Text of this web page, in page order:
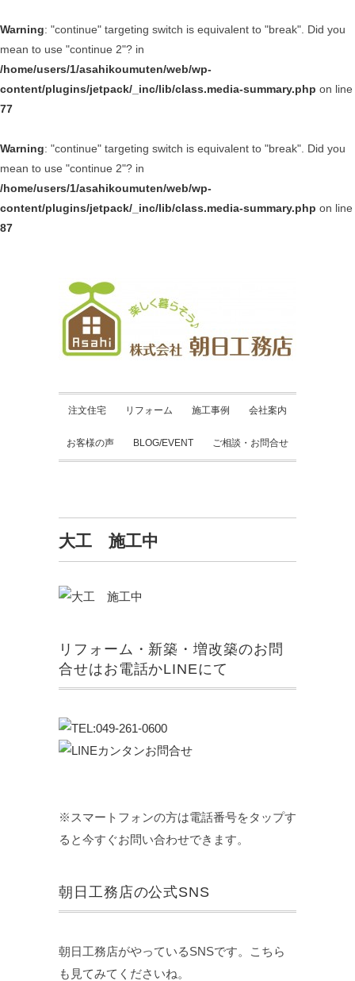
Warning: "continue" targeting switch is equivalent to "break". Did you
mean to use "continue 2"? in
/home/users/1/asahikoumuten/web/wp-
content/plugins/jetpack/_inc/lib/class.media-summary.php on line
77
Warning: "continue" targeting switch is equivalent to "break". Did you
mean to use "continue 2"? in
/home/users/1/asahikoumuten/web/wp-
content/plugins/jetpack/_inc/lib/class.media-summary.php on line
87
注文住宅 リフォーム 施工事例 会社案内
お客様の声 BLOG/EVENT ご相談・お問合せ
大工 施工中
リフォーム・新築・増改築のお問
合せはお電話かLINEにて
※スマートフォンの方は電話番号をタップす
ると今すぐお問い合わせできます。
朝日工務店の公式SNS
朝日工務店がやっているSNSです。こちら
も見てみてくださいね。